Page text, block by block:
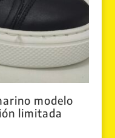
modelo
limitada